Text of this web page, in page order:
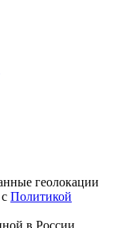
геолокации
Политикой
в России